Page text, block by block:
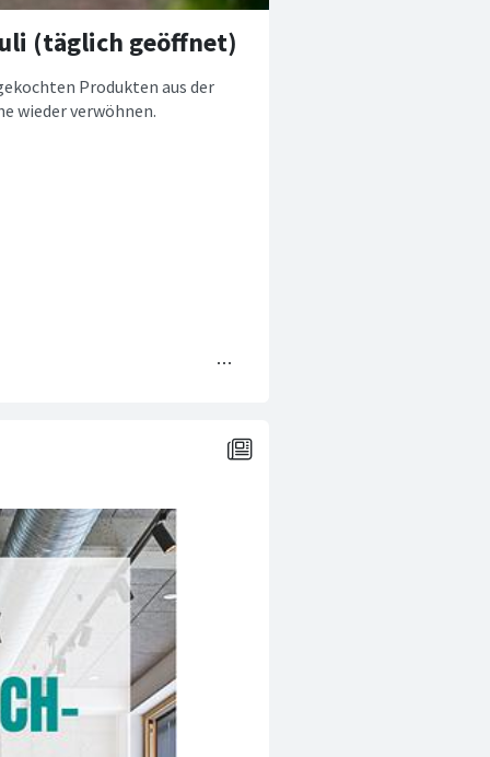
(täglich geöffnet)
Produkten aus der
wieder verwöhnen.